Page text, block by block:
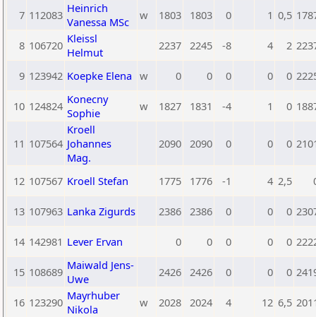
7 112083 Heinrich
Vanessa MSc
w 1803 1803 0 1 0,5
8 106720 Kleissl
Helmut
2237 2245 -8 4 2
9 123942 Koepke Elena w 0 0 0 0 0
10 124824 Konecny
Sophie
w 1827 1831 -4 1 0
11 107564
Kroell
Johannes
Mag.
2090 2090 0 0 0
12 107567 Kroell Stefan 1775 1776 -1 4 2,5
13 107963 Lanka Zigurds 2386 2386 0 0 0
14 142981 Lever Ervan 0 0 0 0 0
15 108689 Maiwald Jens-
Uwe
2426 2426 0 0 0
16 123290 Mayrhuber
Nikola
w 2028 2024 4 12 6,5